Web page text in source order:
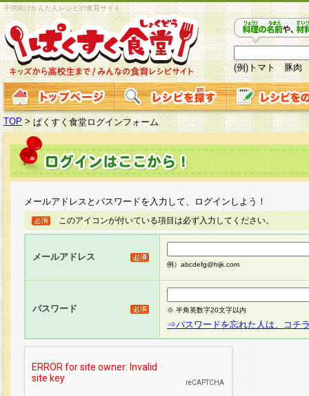
子供向けかんたんレシピの食育サイト
(例)トマト 豚肉
TOP > ぱくすく食堂ログインフォーム
メールアドレスとパスワードを入力して、ログインしよう！
このアイコンが付いている項目は必ず入力してください。
メールアドレス
例）abcdefg@hijk.com
パスワード ※ 半角英数字20文字以内
⇒パスワードを忘れた人は、コチ